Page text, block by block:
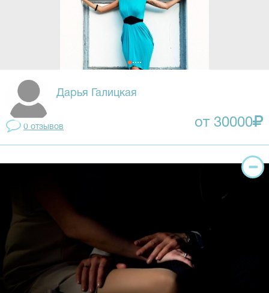
Дарья Галицкая
0 отзывов от 30000